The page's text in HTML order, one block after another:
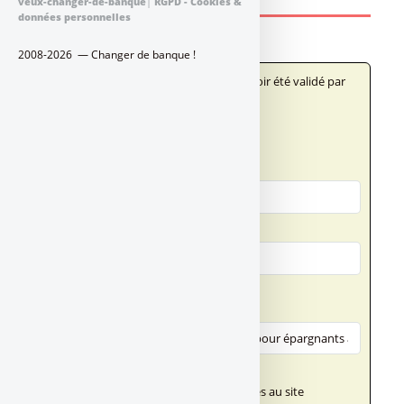
Votre message n'apparaîtra qu'après avoir été validé par
Ce champ n'accepte pas les liens externes au site
données personnelles
2008-2026 — Changer de banque !